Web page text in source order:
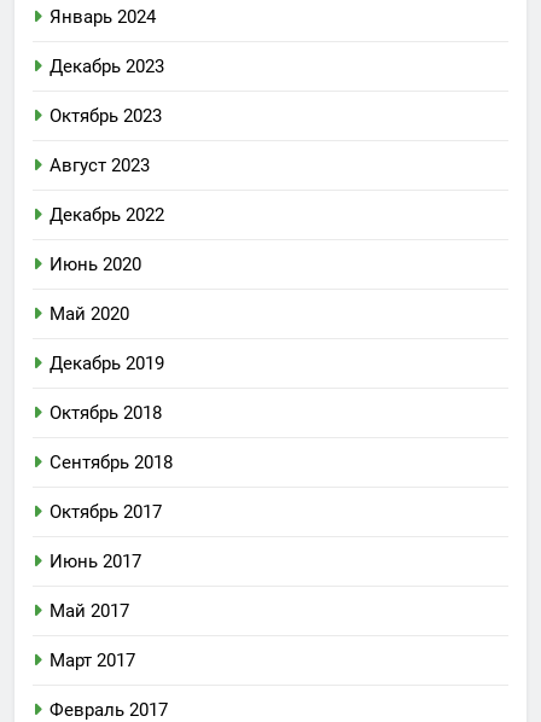
Январь 2024
Декабрь 2023
Октябрь 2023
Август 2023
Декабрь 2022
Июнь 2020
Май 2020
Декабрь 2019
Октябрь 2018
Сентябрь 2018
Октябрь 2017
Июнь 2017
Май 2017
Март 2017
Февраль 2017